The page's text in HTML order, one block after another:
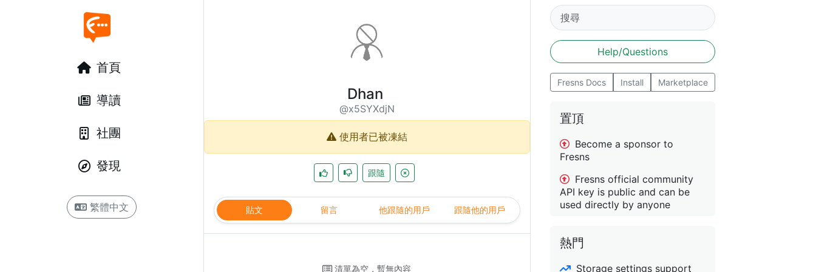
首頁
導讀
社團
發現
繁體中文
Dhan
@x5SYXdjN
使用者已被凍結
跟隨
貼文 留言 他跟隨的用戶 跟隨他的用戶
清單為空，暫無內容
Help/Questions
Fresns Docs Install Marketplace
置頂
Become a sponsor to
Fresns
Fresns official community
API key is public and can be
used directly by anyone
熱門
Storage settings support